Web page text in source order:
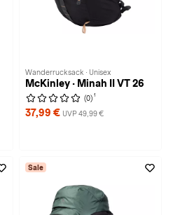
Wanderrucksack · Unisex
McKinley · Minah II VT 26
(0) 1
37,99 € UVP 49,99 €
Sale